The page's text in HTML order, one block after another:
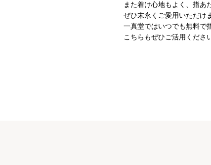
また着け心地もよく、指あ
ぜひ末永くご愛用いただけ
一真堂ではいつでも無料で
こちらもぜひご活用くださ